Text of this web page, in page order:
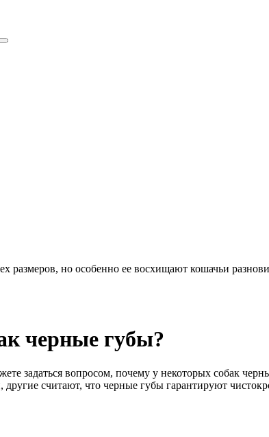
размеров, но особенно ее восхищают кошачьи
черные губы?
задаться вопросом, почему у некоторых собак
считают, что черные губы гарантируют